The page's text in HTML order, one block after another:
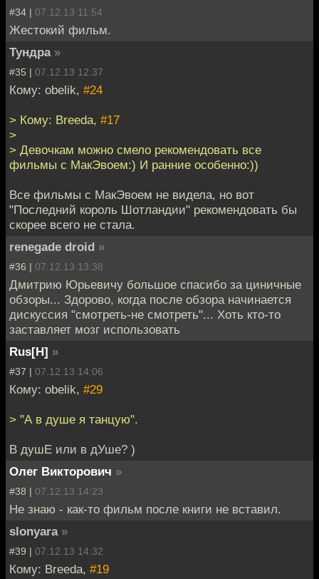
#34 | 07.12.13 11:54
Жестокий фильм.
Тундра »
#35 | 07.12.13 12:37
Кому: obelik, #24
> Кому: Breeda, #17
>
> Девочкам можно смело рекомендовать все
фильмы с МакЭвоем:) И ранние особенно:))
Все фильмы с МакЭвоем не видела, но вот
"Последний король Шотландии" рекомендовать бы
скорее всего не стала.
renegade droid »
#36 | 07.12.13 13:38
Дмитрию Юрьевичу большое спасибо за циничные
обзоры... Здорово, когда после обзора начинается
дискуссия "смотреть-не смотреть"... Хоть кто-то
заставляет мозг использовать
Rus[H] »
#37 | 07.12.13 14:06
Кому: obelik, #29
> "А в душе я танцую".
В душЕ или в дУше? )
Олег Викторович »
#38 | 07.12.13 14:23
Не знаю - как-то фильм после книги не вставил.
slonyara »
#39 | 07.12.13 14:32
Кому: Breeda, #19